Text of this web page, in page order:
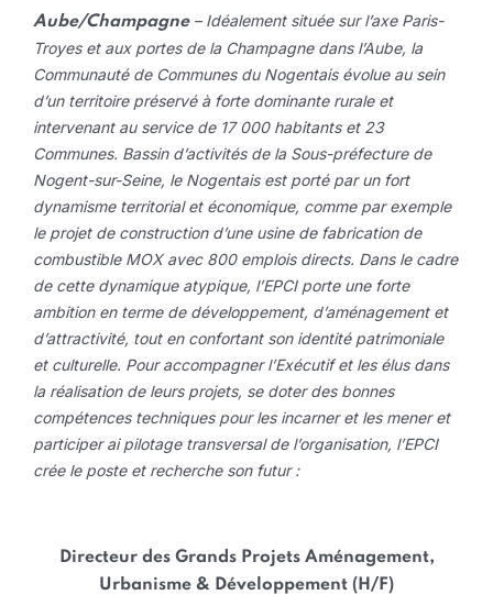
Aube/Champagne – Idéalement située sur l’axe Paris-
Troyes et aux portes de la Champagne dans l’Aube, la
Communauté de Communes du Nogentais évolue au sein
d’un territoire préservé à forte dominante rurale et
intervenant au service de 17 000 habitants et 23
Communes. Bassin d’activités de la Sous-préfecture de
Nogent-sur-Seine, le Nogentais est porté par un fort
dynamisme territorial et économique, comme par exemple
le projet de construction d’une usine de fabrication de
combustible MOX avec 800 emplois directs. Dans le cadre
de cette dynamique atypique, l’EPCI porte une forte
ambition en terme de développement, d’aménagement et
d’attractivité, tout en confortant son identité patrimoniale
et culturelle. Pour accompagner l’Exécutifet les élus dans
la réalisation de leurs projets, se doter des bonnes
compétences techniques pour les incarner et les mener et
participer ai pilotage transversal de l’organisation, l’EPCI
crée le poste et recherche son futur :
Directeur des Grands Projets Aménagement,
Urbanisme & Développement (H/F)